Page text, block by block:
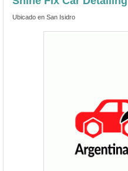
Ubicado en San Isidro